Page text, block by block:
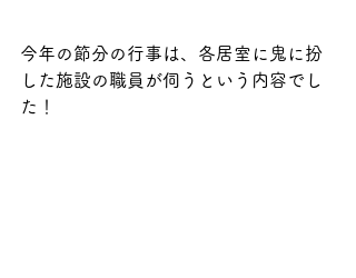
今年の節分の行事は、各居室に鬼に扮
した施設の職員が伺うという内容でし
た！